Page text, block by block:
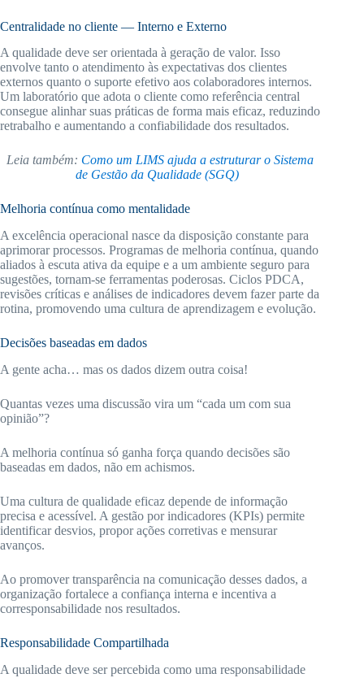
Centralidade no cliente — Interno e Externo
A qualidade deve ser orientada à geração de valor. Isso
envolve tanto o atendimento às expectativas dos clientes
externos quanto o suporte efetivo aos colaboradores internos.
Um laboratório que adota o cliente como referência central
consegue alinhar suas práticas de forma mais eficaz, reduzindo
retrabalho e aumentando a confiabilidade dos resultados.
Leia também: Como um LIMS ajuda a estruturar o Sistema
de Gestão da Qualidade (SGQ)
Melhoria contínua como mentalidade
A excelência operacional nasce da disposição constante para
aprimorar processos. Programas de melhoria contínua, quando
aliados à escuta ativa da equipe e a um ambiente seguro para
sugestões, tornam-se ferramentas poderosas. Ciclos PDCA,
revisões críticas e análises de indicadores devem fazer parte da
rotina, promovendo uma cultura de aprendizagem e evolução.
Decisões baseadas em dados
A gente acha… mas os dados dizem outra coisa!
Quantas vezes uma discussão vira um “cada um com sua
opinião”?
A melhoria contínua só ganha força quando decisões são
baseadas em dados, não em achismos.
Uma cultura de qualidade eficaz depende de informação
precisa e acessível. A gestão por indicadores (KPIs) permite
identificar desvios, propor ações corretivas e mensurar
avanços.
Ao promover transparência na comunicação desses dados, a
organização fortalece a confiança interna e incentiva a
corresponsabilidade nos resultados.
Responsabilidade Compartilhada
A qualidade deve ser percebida como uma responsabilidade